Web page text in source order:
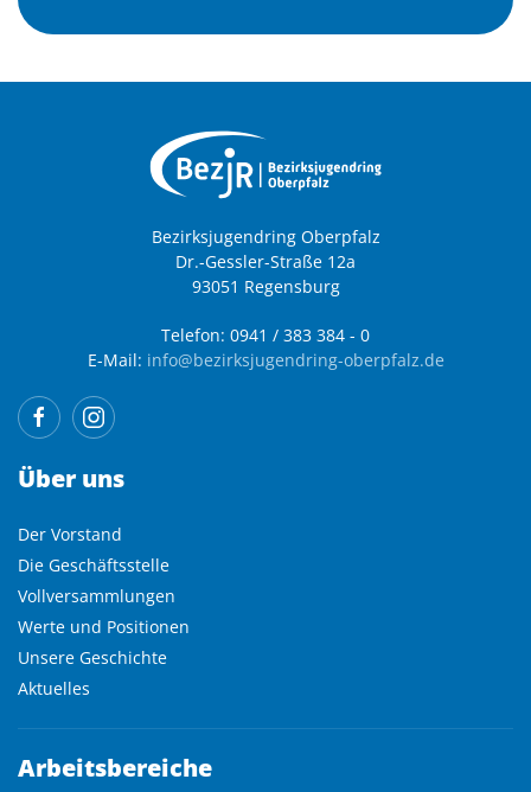
Bezirksjugendring Oberpfalz
Dr.-Gessler-Straße 12a
93051 Regensburg
Telefon: 0941 / 383 384 - 0
E-Mail: info@bezirksjugendring-oberpfalz.de
Über uns
Der Vorstand
Die Geschäftsstelle
Vollversammlungen
Werte und Positionen
Unsere Geschichte
Aktuelles
Arbeitsbereiche